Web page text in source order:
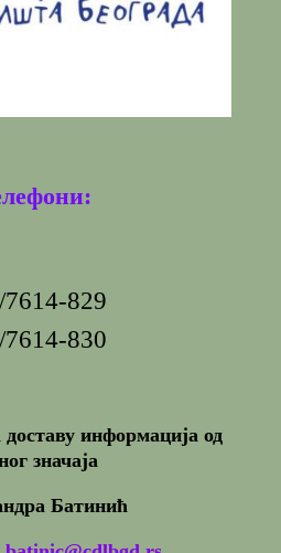
7614-829
7614-830
информација од
значаја
Батинић